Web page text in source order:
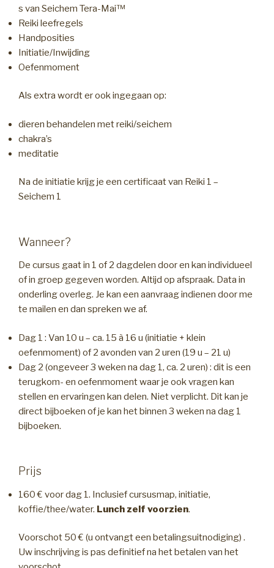
s van Seichem Tera-Mai™
Reiki leefregels
Handposities
Initiatie/Inwijding
Oefenmoment
Als extra wordt er ook ingegaan op:
dieren behandelen met reiki/seichem
chakra’s
meditatie
Na de initiatie krijg je een certificaat van Reiki 1 –
Seichem 1
Wanneer?
De cursus gaat in 1 of 2 dagdelen door en kan individueel
of in groep gegeven worden. Altijd op afspraak. Data in
onderling overleg. Je kan een aanvraag indienen door me
te mailen en dan spreken we af.
Dag 1 : Van 10 u – ca. 15 à 16 u (initiatie + klein
oefenmoment) of 2 avonden van 2 uren (19 u – 21 u)
Dag 2 (ongeveer 3 weken na dag 1, ca. 2 uren) : dit is een
terugkom- en oefenmoment waar je ook vragen kan
stellen en ervaringen kan delen. Niet verplicht. Dit kan je
direct bijboeken of je kan het binnen 3 weken na dag 1
bijboeken.
Prijs
160 € voor dag 1. Inclusief cursusmap, initiatie,
koffie/thee/water. Lunch zelf voorzien.
Voorschot 50 € (u ontvangt een betalingsuitnodiging) .
Uw inschrijving is pas definitief na het betalen van het